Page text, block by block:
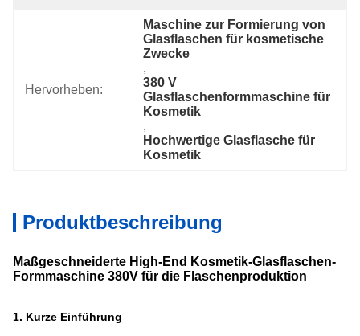
Hervorheben:
Maschine zur Formierung von
Glasflaschen für kosmetische
Zwecke
,
380 V
Glasflaschenformmaschine für
Kosmetik
,
Hochwertige Glasflasche für
Kosmetik
Produktbeschreibung
Maßgeschneiderte High-End Kosmetik-Glasflaschen-
Formmaschine 380V für die Flaschenproduktion
1. Kurze Einführung